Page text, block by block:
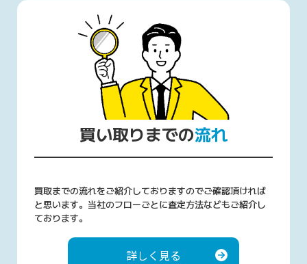
買い取りまでの流れ
買取までの流れをご紹介しておりますのでご確認頂ければ
と思います。当社のフローごとに査定方法などもご紹介し
ております。
詳しく見る